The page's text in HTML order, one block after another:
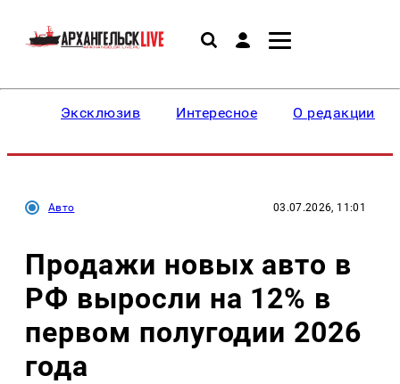
Эксклюзив Интересное О редакции
Авто 03.07.2026, 11:01
Продажи новых авто в
РФ выросли на 12% в
первом полугодии 2026
года